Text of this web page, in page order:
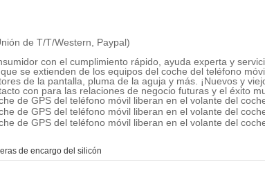
de T/T/Western, Paypal)
con el cumplimiento rápido, ayuda experta y
se extienden de los equipos del coche del teléfono
de la pantalla, pluma de la aguja y más. ¡Nuevos y
con para las relaciones de negocio futuras y el éxito
de encargo del silicón